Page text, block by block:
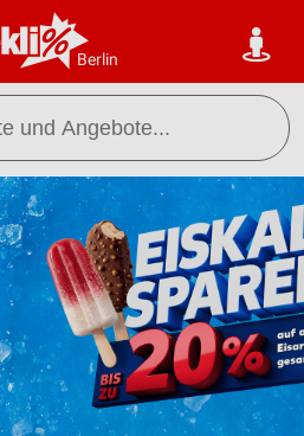
Berlin